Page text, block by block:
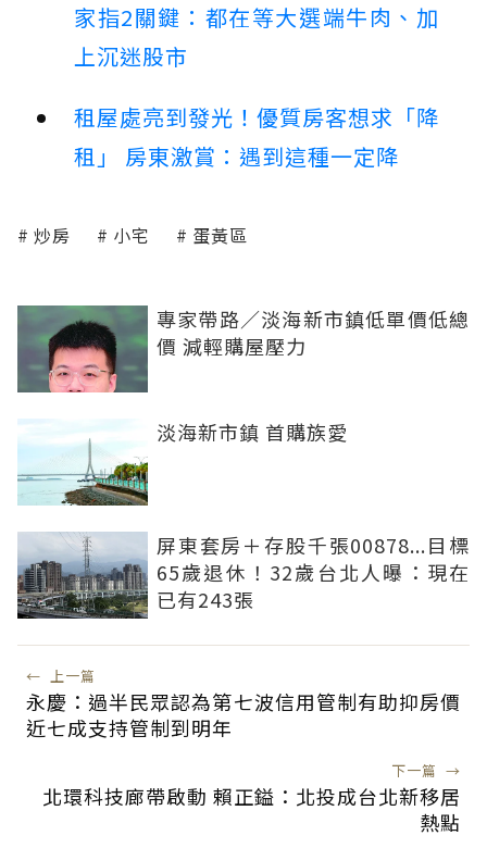
家指2關鍵：都在等大選端牛肉、加
上沉迷股市
租屋處亮到發光！優質房客想求「降
租」 房東激賞：遇到這種一定降
炒房 小宅 蛋黃區
專家帶路／淡海新市鎮低單價低總
價 減輕購屋壓力
淡海新市鎮 首購族愛
屏東套房＋存股千張00878...目標
65歲退休！32歲台北人曝：現在
已有243張
← 上一篇
永慶：過半民眾認為第七波信用管制有助抑房價
近七成支持管制到明年
下一篇 →
北環科技廊帶啟動 賴正鎰：北投成台北新移居
熱點